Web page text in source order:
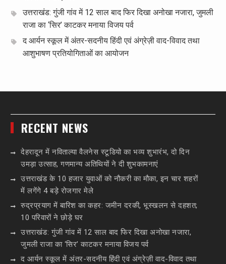
उत्तराखंड: गुंजी गांव में 12 साल बाद फिर दिखा अनोखा नजारा, जुमली
राजा का ‘सिर’ काटकर मनाया विजय पर्व
द आर्यन स्कूल में अंतर-सदनीय हिंदी एवं अंग्रेज़ी वाद-विवाद तथा
आशुभाषण प्रतियोगिताओं का आयोजन
RECENT NEWS
देहरादून में नविताल्या वैलनेस स्टूडियो का भव्य शुभारंभ, दो दिन
उमड़ा उत्साह, गणमान्य अतिथियों ने दी शुभकामनाएं
उत्तराखंड के 10 हजार युवाओं को नौकरी का मौका, इन चार शहरों
में लगेंगे 4 बड़े रोजगार मेले
रुद्रप्रयाग में बारिश का कहर: जमीन दरकी, भूस्खलन से दहशत;
10 परिवारों ने छोड़े घर
उत्तराखंड: गुंजी गांव में 12 साल बाद फिर दिखा अनोखा नजारा,
जुमली राजा का ‘सिर’ काटकर मनाया विजय पर्व
द आर्यन स्कूल में अंतर-सदनीय हिंदी एवं अंग्रेज़ी वाद-विवाद तथा